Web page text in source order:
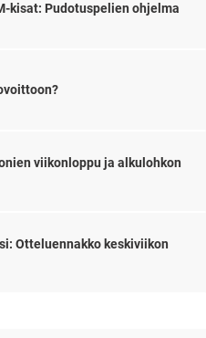
kisat: Pudotuspelien ohjelma
viikonloppu ja alkulohkon
Otteluennakko keskiviikon